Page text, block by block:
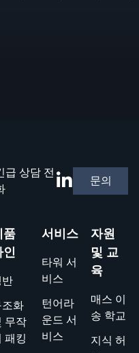
급 상담 전
문의
품
인
화
무작
패킹
서비스
타워 서
비스
턴어라
운드 서
비스
자원
및 교
육
매스 이
송 학교
지식 허